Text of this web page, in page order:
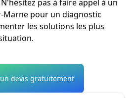
pas à faire appel à un
Marne pour un diagnostic
les solutions les plus
devis gratuitement